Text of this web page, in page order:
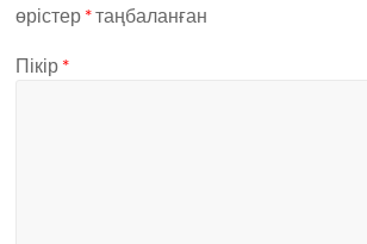
өрістер *таңбаланған
Пікір *